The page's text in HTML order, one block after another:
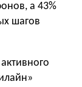
а 43%
шагов